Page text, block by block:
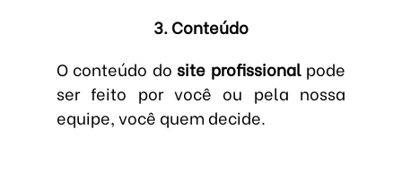
3. Conteúdo
O conteúdo dosite profissionalpode
ser feito por você ou pela nossa
equipe, você quem decide.